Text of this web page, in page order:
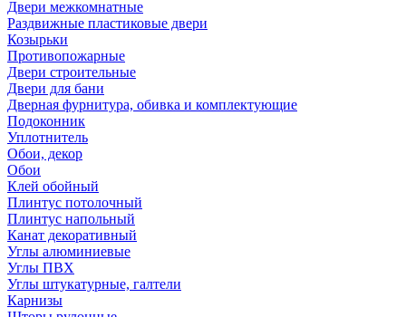
Двери межкомнатные
Раздвижные пластиковые двери
Козырьки
Противопожарные
Двери строительные
Двери для бани
Дверная фурнитура, обивка и комплектующие
Подоконник
Уплотнитель
Обои, декор
Обои
Клей обойный
Плинтус потолочный
Плинтус напольный
Канат декоративный
Углы алюминиевые
Углы ПВХ
Углы штукатурные, галтели
Карнизы